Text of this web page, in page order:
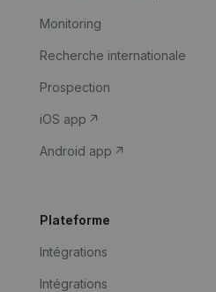
Monitoring
Recherche internationale
Prospection
iOS app
Android app
Plateforme
Intégrations
Intégrations